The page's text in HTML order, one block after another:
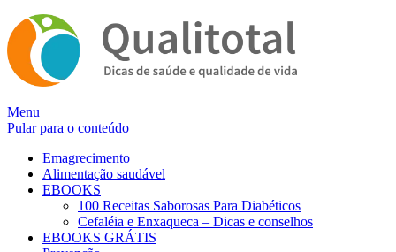
Alternar
navegação
Menu
Pular para o conteúdo
Emagrecimento
Alimentação saudável
EBOOKS
100 Receitas Saborosas Para Diabéticos
Cefaléia e Enxaqueca – Dicas e conselhos
EBOOKS GRÁTIS